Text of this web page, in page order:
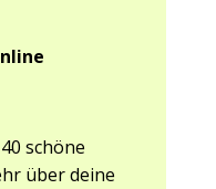
schöne
über deine